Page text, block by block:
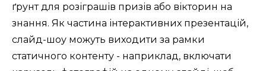
ґрунт для розіграшів призів або вікторин на
знання. Як частина інтерактивних презентацій,
слайд-шоу можуть виходити за рамки
статичного контенту - наприклад, включати